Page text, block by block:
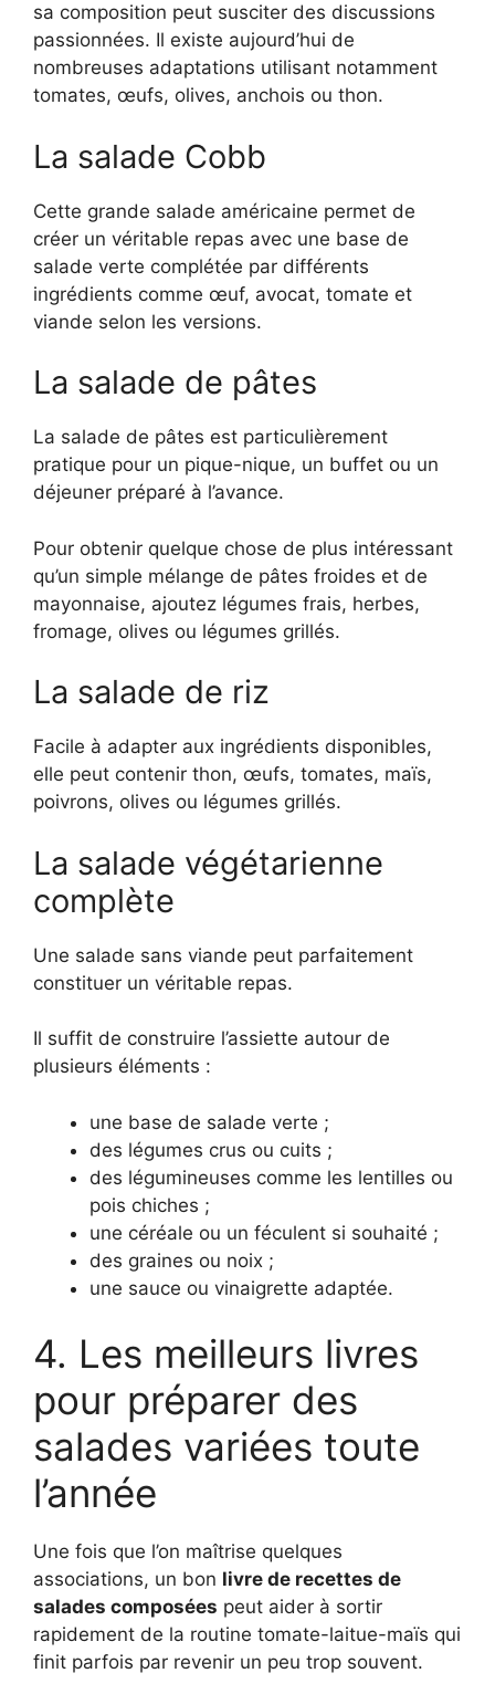
sa composition peut susciter des discussions
passionnées. Il existe aujourd’hui de
nombreuses adaptations utilisant notamment
tomates, œufs, olives, anchois ou thon.
La salade Cobb
Cette grande salade américaine permet de
créer un véritable repas avec une base de
salade verte complétée par différents
ingrédients comme œuf, avocat, tomate et
viande selon les versions.
La salade de pâtes
La salade de pâtes est particulièrement
pratique pour un pique-nique, un buffet ou un
déjeuner préparé à l’avance.
Pour obtenir quelque chose de plus intéressant
qu’un simple mélange de pâtes froides et de
mayonnaise, ajoutez légumes frais, herbes,
fromage, olives ou légumes grillés.
La salade de riz
Facile à adapter aux ingrédients disponibles,
elle peut contenir thon, œufs, tomates, maïs,
poivrons, olives ou légumes grillés.
La salade végétarienne
complète
Une salade sans viande peut parfaitement
constituer un véritable repas.
Il suffit de construire l’assiette autour de
plusieurs éléments :
une base de salade verte ;
des légumes crus ou cuits ;
des légumineuses comme les lentilles ou
pois chiches ;
une céréale ou un féculent si souhaité ;
des graines ou noix ;
une sauce ou vinaigrette adaptée.
4. Les meilleurs livres
pour préparer des
salades variées toute
l’année
Une fois que l’on maîtrise quelques
associations, un bon livre de recettes de
salades composées peut aider à sortir
rapidement de la routine tomate-laitue-maïs qui
finit parfois par revenir un peu trop souvent.